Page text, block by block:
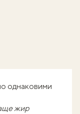
однаковими
жир